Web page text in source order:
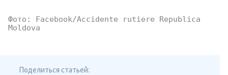
Фото: Facebook/Accidente rutiere Republica
Moldova
Поделиться статьей: